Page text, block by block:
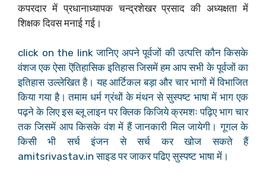
कपरदार में प्रधानाध्यापक चन्द्रशेखर प्रसाद की अध्यक्षता में
शिक्षक दिवस मनाई गई।
click on the link जानिए अपने पूर्वजों की उत्पत्ति कौन किसके
वंशज एक ऐसा ऎतिहासिक इतिहास जिसमें हम आप सभी के पूर्वजों का
इतिहास उल्लेखित है। यह आर्टिकल बड़ा और चार भागों में विभाजित
किया गया है। तमाम धर्म ग्रंथों के मंथन से सुस्पष्ट भाषा में भाग एक
पढ़ने के लिए इस ब्लू लाइन पर क्लिक किजिये क्रमशः पढ़िए भाग चार
तक जिसमें आप किसके वंश में हैं जानकारी मिल जायेगी। गूगल के
किसी भी सर्च इंजन से सर्च कर खोज सकते हैं
amitsrivastav.in साइड पर जाकर पढिए सुस्पष्ट भाषा में।